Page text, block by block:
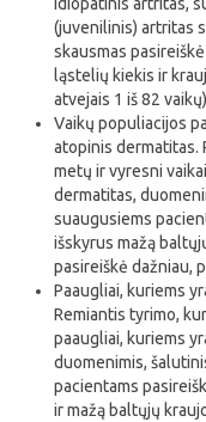
idiopatinis artritas,
(juvenilinis) artritas
skausmas
ląstelių kiekis ir
atvejais 1 iš 82
Vaikų populiacijos
atopinis dermatitas.
metų ir vyresni
dermatitas,
suaugusiems
išskyrus mažą
pasireiškė dažniau,
Paaugliai, kuriems
Remiantis tyrimo,
paaugliai, kuriems
duomenimis,
pacientams
ir mažą baltųjų